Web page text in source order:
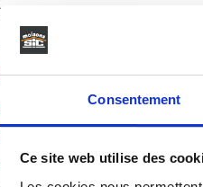
Consentement
Ce site web utilise des
: quels risques ?
les risques courants des
financières sans
maison : pourquoi elle